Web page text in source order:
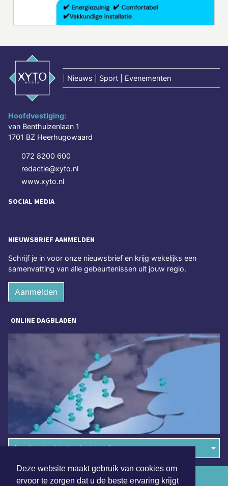
Deze website maakt gebruik van cookies om
ervoor te zorgen dat u de beste ervaring krijgt
Nieuws | Sport | Evenementen
Hoofdvestiging:
van Benthuizenlaan 1
1701 BZ Heerhugowaard
072 8200 600
redactie@xyto.nl
www.xyto.nl
SOCIAL MEDIA
NIEUWSBRIEF AANMELDEN
Schrijf je in voor onze nieuwsbrief en krijg wekelijks een
samenvatting van alle gebeurtenissen uit jouw regio.
Aanmelden
ONLINE DAGBLADEN
Overige dagbladen in de regio
Algemene voorwaarden